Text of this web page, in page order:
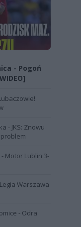
- Pogoń
- JKS: Znowu
- Motor Lublin 3-
Warszawa
- Odra